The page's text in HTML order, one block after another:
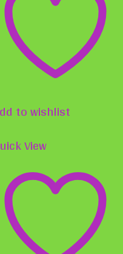
auf.
to wishlist
View